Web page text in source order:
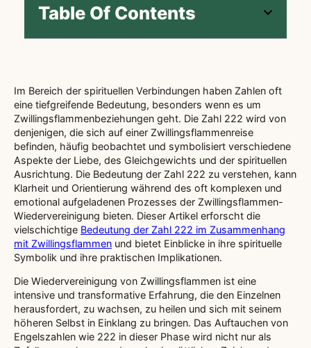
Table Of Contents
Im Bereich der spirituellen Verbindungen haben Zahlen oft
eine tiefgreifende Bedeutung, besonders wenn es um
Zwillingsflammenbeziehungen geht. Die Zahl 222 wird von
denjenigen, die sich auf einer Zwillingsflammenreise
befinden, häufig beobachtet und symbolisiert verschiedene
Aspekte der Liebe, des Gleichgewichts und der spirituellen
Ausrichtung. Die Bedeutung der Zahl 222 zu verstehen, kann
Klarheit und Orientierung während des oft komplexen und
emotional aufgeladenen Prozesses der Zwillingsflammen-
Wiedervereinigung bieten. Dieser Artikel erforscht die
vielschichtige Bedeutung der Zahl 222 im Zusammenhang
mit Zwillingsflammen und bietet Einblicke in ihre spirituelle
Symbolik und ihre praktischen Implikationen.
Die Wiedervereinigung von Zwillingsflammen ist eine
intensive und transformative Erfahrung, die den Einzelnen
herausfordert, zu wachsen, zu heilen und sich mit seinem
höheren Selbst in Einklang zu bringen. Das Auftauchen von
Engelszahlen wie 222 in dieser Phase wird nicht nur als